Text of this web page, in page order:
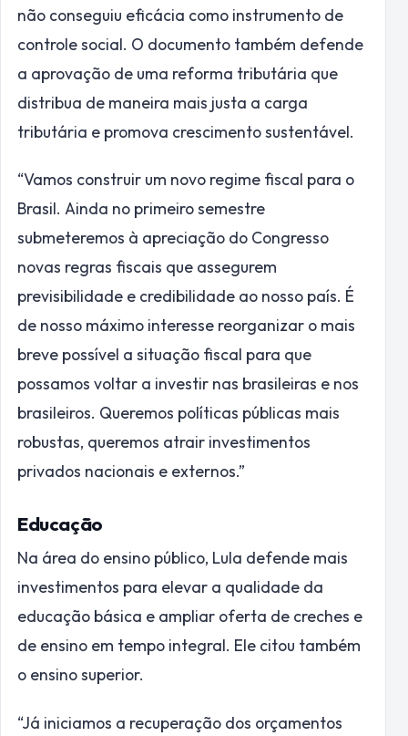
não conseguiu eficácia como instrumento de
controle social. O documento também defende
a aprovação de uma reforma tributária que
distribua de maneira mais justa a carga
tributária e promova crescimento sustentável.
“Vamos construir um novo regime fiscal para o
Brasil. Ainda no primeiro semestre
submeteremos à apreciação do Congresso
novas regras fiscais que assegurem
previsibilidade e credibilidade ao nosso país. É
de nosso máximo interesse reorganizar o mais
breve possível a situação fiscal para que
possamos voltar a investir nas brasileiras e nos
brasileiros. Queremos políticas públicas mais
robustas, queremos atrair investimentos
privados nacionais e externos.”
Educação
Na área do ensino público, Lula defende mais
investimentos para elevar a qualidade da
educação básica e ampliar oferta de creches e
de ensino em tempo integral. Ele citou também
o ensino superior.
“Já iniciamos a recuperação dos orçamentos